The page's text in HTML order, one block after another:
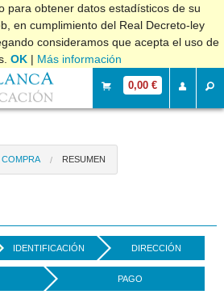
para obtener datos estadísticos de su
en cumplimiento del Real Decreto-ley
consideramos que acepta el uso de
OK | Más información
0,00 €
COMPRA RESUMEN
IDENTIFICACIÓN DIRECCIÓN
PAGO